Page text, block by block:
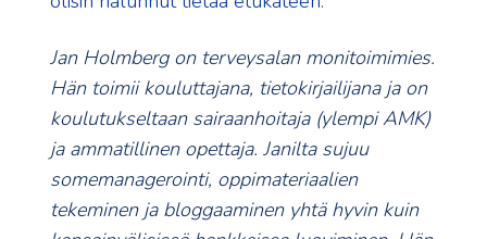
Jan Holmberg on terveysalan monitoimimies.
Hän toimii kouluttajana, tietokirjailijana ja on
koulutukseltaan sairaanhoitaja (ylempi AMK)
ja ammatillinen opettaja. Janilta sujuu
somemanagerointi, oppimateriaalien
tekeminen ja bloggaaminen yhtä hyvin kuin